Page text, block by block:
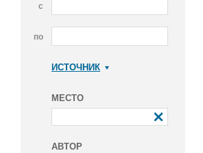
с
по
ИСТОЧНИК
МЕСТО
АВТОР